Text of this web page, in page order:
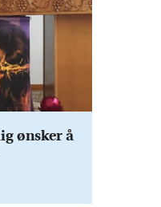
ønsker å